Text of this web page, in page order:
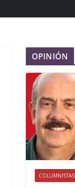
OPINIÓN
COLUMNISTAS